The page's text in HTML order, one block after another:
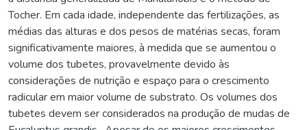
Tocher. Em cada idade, independente das fertilizações, as
médias das alturas e dos pesos de matérias secas, foram
significativamente maiores, à medida que se aumentou o
volume dos tubetes, provavelmente devido às
considerações de nutrição e espaço para o crescimento
radicular em maior volume de substrato. Os volumes dos
tubetes devem ser considerados na produção de mudas de